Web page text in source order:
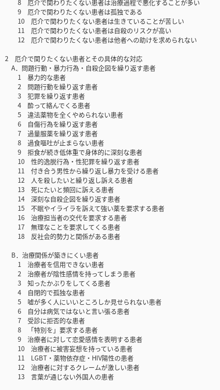
8 厄介で関わりたくない患者は治療過程で悪化することが多い
9 厄介で関わりたくない患者は孤独である
10 厄介で関わりたくない患者は生きていることが苦しい
11 厄介で関わりたくない患者は自殺のリスクが高い
12 厄介で関わりたくない患者は他者への助けを求められない
2 厄介で関りたくない患者とその具体的な対応
A．問題行動・暴力行為・自殺企図を繰り返す患者
1 暴力的な患者
2 問題行動を繰り返す患者
3 犯罪を繰り返す患者
4 酔って絡んでくる患者
5 違法薬物を全くやめられない患者
6 自傷行為を繰り返す患者
7 過量服薬を繰り返す患者
8 過食嘔吐が止まらない患者
9 拒食が続き低体重で身体的に深刻な患者
10 性的逸脱行為・性犯罪を繰り返す患者
11 付き合う男性から繰り返し暴力を受ける患者
12 人を殺したいと繰り返し訴える患者
13 死にたいと頻回に訴える患者
14 深刻な自殺企図を繰り返す患者
15 不眠やイライラを訴えて強い薬を要求する患者
16 治療担当者の交代を要求する患者
17 無理なことを要求してくる患者
18 反社会的勢力と関係がある患者
B．治療関係が築きにくい患者
1 治療者を信用できない患者
2 治療者が陰性感情を持ってしまう患者
3 知ったかぶりをしてくる患者
4 自閉的で孤独な患者
5 嘘が多く人にいいところしか見せられない患者
6 自分は病気ではないと言い張る患者
7 受診に拒否的な患者
8 「特別を」要求する患者
9 治療者に対して恋愛感情を表明する患者
10 治療者に被害妄想を持っている患者
11 LGBT・薬物依存症・HIV陽性の患者
12 治療者に対するクレームが激しい患者
13 言葉が通じない外国人の患者